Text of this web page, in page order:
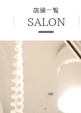
店舗一覧
SALON